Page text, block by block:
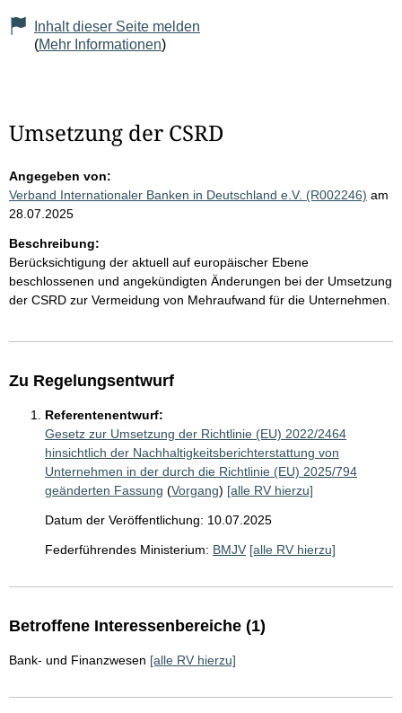
Inhalt dieser Seite melden
(Mehr Informationen)
Umsetzung der CSRD
Angegeben von:
Verband Internationaler Banken in Deutschland e.V. (R002246) am
28.07.2025
Beschreibung:
Berücksichtigung der aktuell auf europäischer Ebene
beschlossenen und angekündigten Änderungen bei der Umsetzung
der CSRD zur Vermeidung von Mehraufwand für die Unternehmen.
Zu Regelungsentwurf
Referentenentwurf:
Gesetz zur Umsetzung der Richtlinie (EU) 2022/2464
hinsichtlich der Nachhaltigkeitsberichterstattung von
Unternehmen in der durch die Richtlinie (EU) 2025/794
geänderten Fassung (Vorgang) [alle RV hierzu]
Datum der Veröffentlichung: 10.07.2025
Federführendes Ministerium: BMJV [alle RV hierzu]
Betroffene Interessenbereiche (1)
Bank- und Finanzwesen [alle RV hierzu]